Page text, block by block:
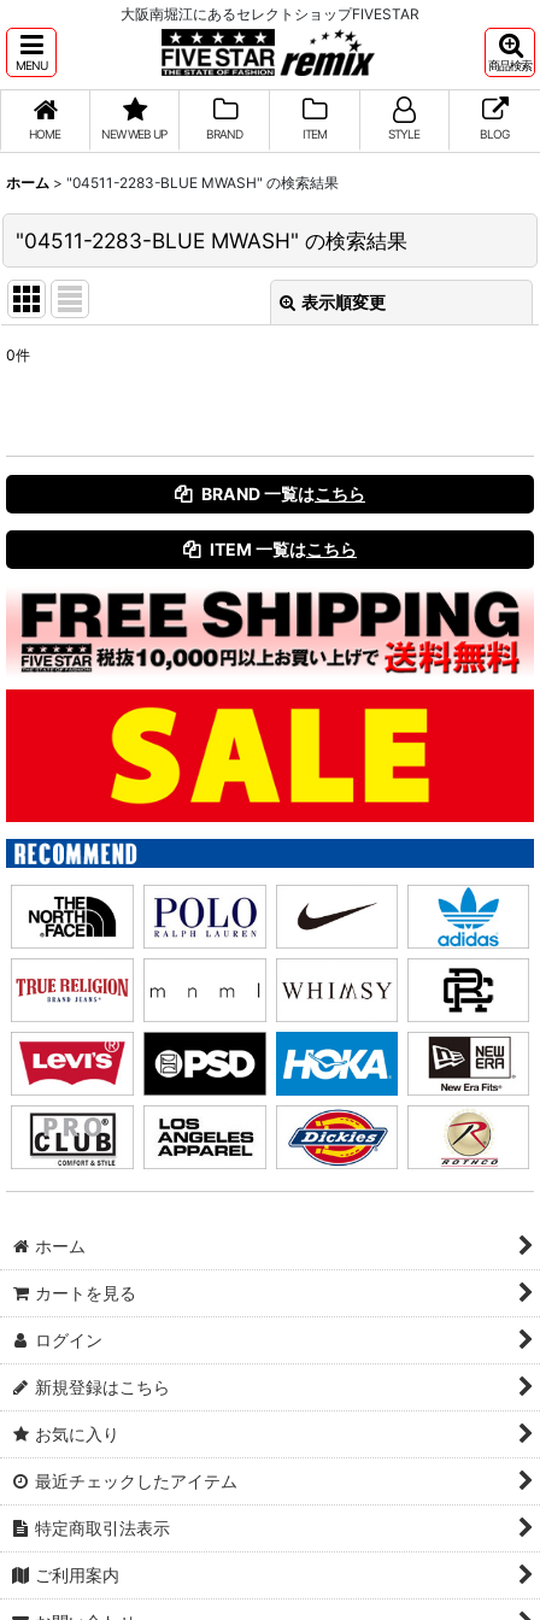
大阪南堀江にあるセレクトショップFIVESTAR
MENU 商品検索
HOME NEW WEB UP BRAND ITEM STYLE BLOG
ホーム > "04511-2283-BLUE MWASH" の検索結果
"04511-2283-BLUE MWASH" の検索結果
表示順変更
商品検索
絞り込む
0件
BRAND 一覧はこちら
ITEM 一覧はこちら
ホーム
カートを見る
ログイン
新規登録はこちら
お気に入り
最近チェックしたアイテム
特定商取引法表示
ご利用案内